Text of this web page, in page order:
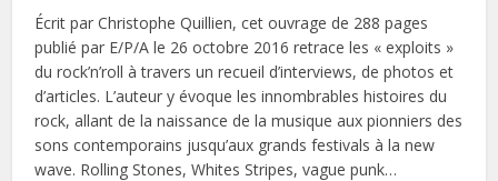
Écrit par Christophe Quillien, cet ouvrage de 288 pages
publié par E/P/A le 26 octobre 2016 retrace les « exploits »
du rock’n’roll à travers un recueil d’interviews, de photos et
d’articles. L’auteur y évoque les innombrables histoires du
rock, allant de la naissance de la musique aux pionniers des
sons contemporains jusqu’aux grands festivals à la new
wave. Rolling Stones, Whites Stripes, vague punk…